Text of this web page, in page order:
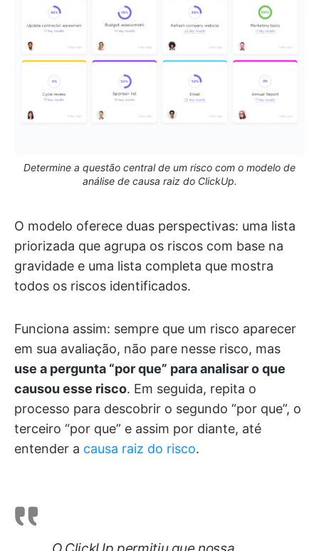
Determine a questão central de um risco com o modelo de
análise de causa raiz do ClickUp.
O modelo oferece duas perspectivas: uma lista
priorizada que agrupa os riscos com base na
gravidade e uma lista completa que mostra
todos os riscos identificados.
Funciona assim: sempre que um risco aparecer
em sua avaliação, não pare nesse risco, mas
use a pergunta “por que” para analisar o que
causou esse risco. Em seguida, repita o
processo para descobrir o segundo “por que”, o
terceiro “por que” e assim por diante, até
entender a causa raiz do risco.